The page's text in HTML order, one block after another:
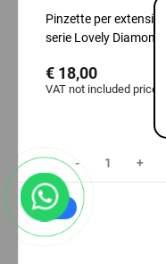
Pinzette per
serie Lovely Diamond
€ 18,00
VAT not included price:
- +
New